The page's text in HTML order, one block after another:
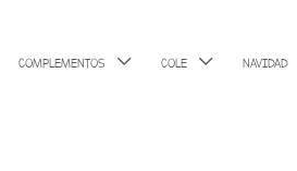
COMPLEMENTOS COLE NAVIDAD